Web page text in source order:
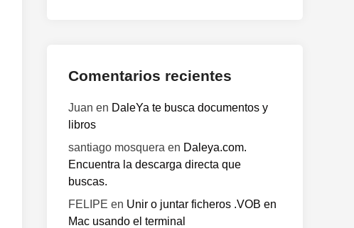
Comentarios recientes
Juan en DaleYa te busca documentos y
libros
santiago mosquera en Daleya.com.
Encuentra la descarga directa que
buscas.
FELIPE en Unir o juntar ficheros .VOB en
Mac usando el terminal